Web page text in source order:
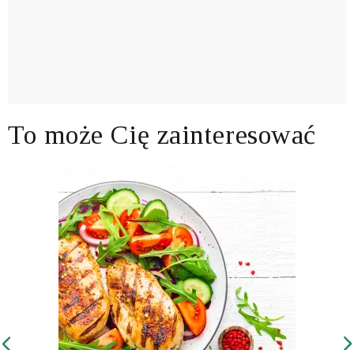
To może Cię zainteresować